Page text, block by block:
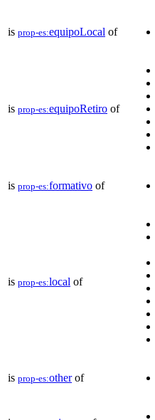
is prop-es:equipoLocal of
is prop-es:equipoRetiro of
is prop-es:formativo of
is prop-es:local of
is prop-es:otherof